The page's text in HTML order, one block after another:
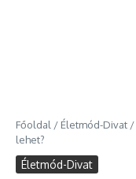
Főoldal / Életmód-Divat /
lehet?
Életmód-Divat